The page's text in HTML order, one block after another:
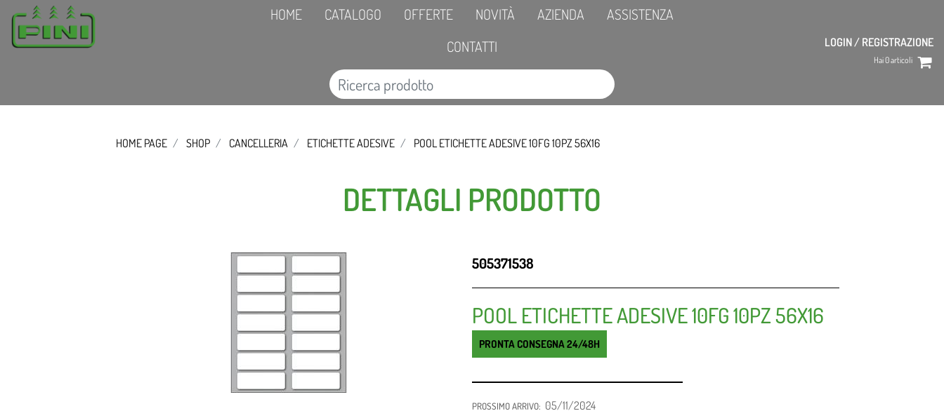
HOME CATALOGO OFFERTE NOVITÀ AZIENDA
ASSISTENZA
CONTATTI
LOGIN / REGISTRAZIONE
Hai0articoli
HOME PAGE SHOP CANCELLERIA ETICHETTE ADESIVE POOL ETICHETTE ADESIVE 10FG 10PZ 56X16
DETTAGLI PRODOTTO
505371538
POOL ETICHETTE ADESIVE 10FG 10PZ 56X16
PRONTA CONSEGNA 24/48H
PROSSIMO ARRIVO: 05/11/2024